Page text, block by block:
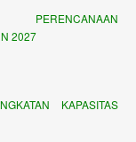
PERENCANAAN
2027
KAPASITAS